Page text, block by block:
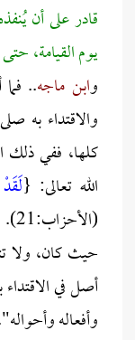
قادر على أن
يوم القيامة،
وابن ماجه..
والاقتداء به
كلها، ففي ذلك
الله تعالى: {
(الأحزاب:21). قال
حيث كان، ولا
أصل في
وأفعاله